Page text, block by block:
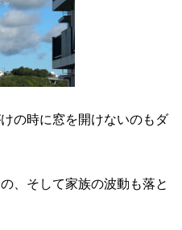
の時に窓を開けないのもダ
、そして家族の波動も落と